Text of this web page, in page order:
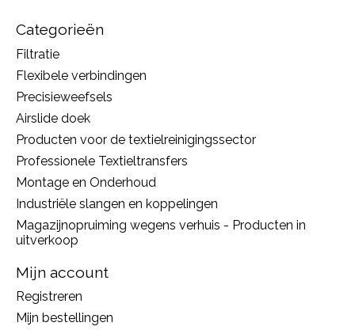
Categorieën
Filtratie
Flexibele verbindingen
Precisieweefsels
Airslide doek
Producten voor de textielreinigingssector
Professionele Textieltransfers
Montage en Onderhoud
Industriële slangen en koppelingen
Magazijnopruiming wegens verhuis - Producten in
uitverkoop
Mijn account
Registreren
Mijn bestellingen